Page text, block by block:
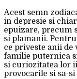
Acest semn
in depresie si
epuizare, precum
si plamanii.
ce priveste anii de
familie puternica
si curiozitatea lor
provocarile si sa-